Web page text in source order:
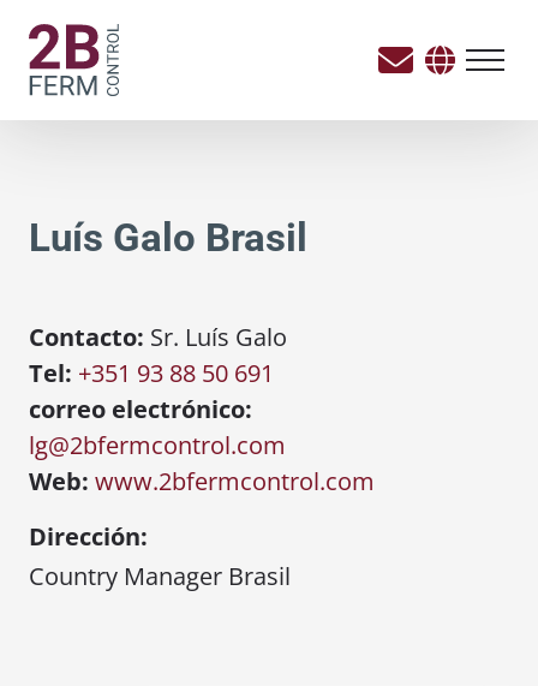
Luís Galo Brasil
Contacto: Sr. Luís Galo
Tel: +351 93 88 50 691
correo electrónico:
lg@2bfermcontrol.com
Web: www.2bfermcontrol.com
Dirección:
Country Manager Brasil